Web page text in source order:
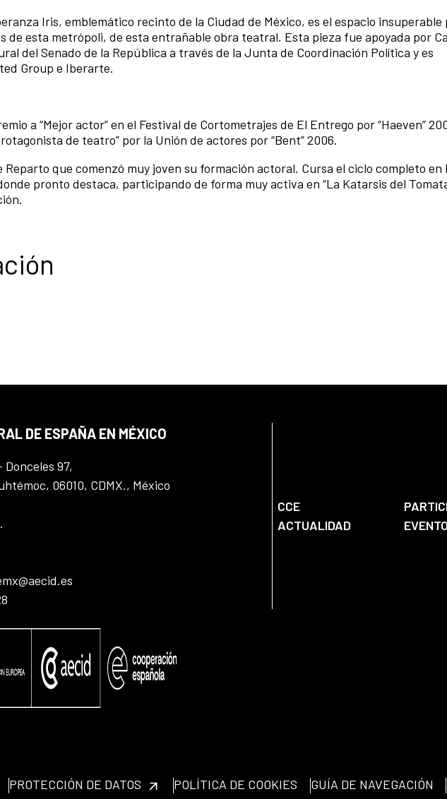
Iris, emblemático recinto de la Ciudad de México, es el espacio insuperable
de esta metrópoli, de esta entrañable obra teatral. Esta pieza fue apoyada por
del Senado de la República a través de la Junta de Coordinación Política y es
Group e Iberarte.
a “Mejor actor” en el Festival de Cortometrajes de El Entrego por “Haeven”
de teatro” por la Unión de actores por “Bent” 2006.
Reparto que comenzó muy joven su formación actoral. Cursa el ciclo completo en
pronto destaca, participando de forma muy activa en “La Katarsis del
DE ESPAÑA EN MÉXICO
97,
06010, CDMX., México
CCE
ACTUALIDAD
PROTECCIÓN DE DATOS POLÍTICA DE COOKIES GUÍA DE NAVEGACIÓN